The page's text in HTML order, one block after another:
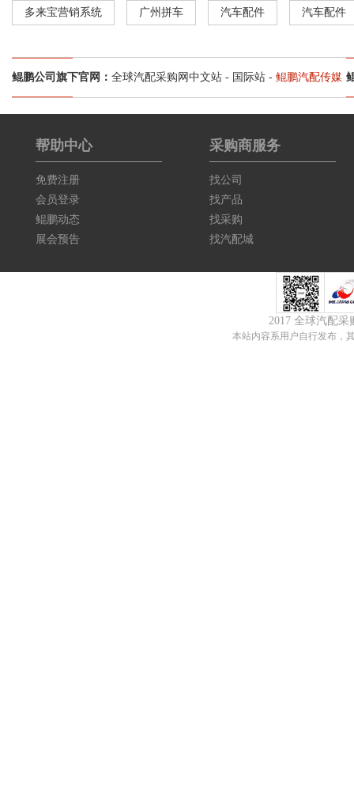
多来宝营销系统 广州拼车 汽车配件 汽车配件
鲲鹏公司旗下官网： 全球汽配采购网中文站 - 国际站 - 鲲鹏汽配传媒
帮助中心
免费注册
会员登录
鲲鹏动态
展会预告
采购商服务
找公司
找产品
找采购
找汽配城
2017 全球汽配
本站内容系用户自行发布，